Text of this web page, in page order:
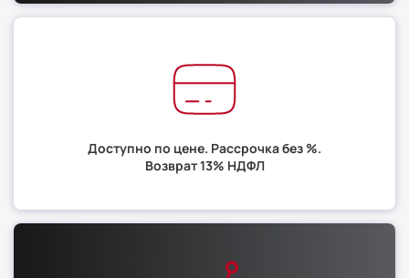
Доступно по цене. Рассрочка без %.
Возврат 13% НДФЛ